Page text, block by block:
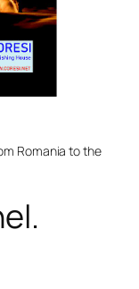
Romania to the